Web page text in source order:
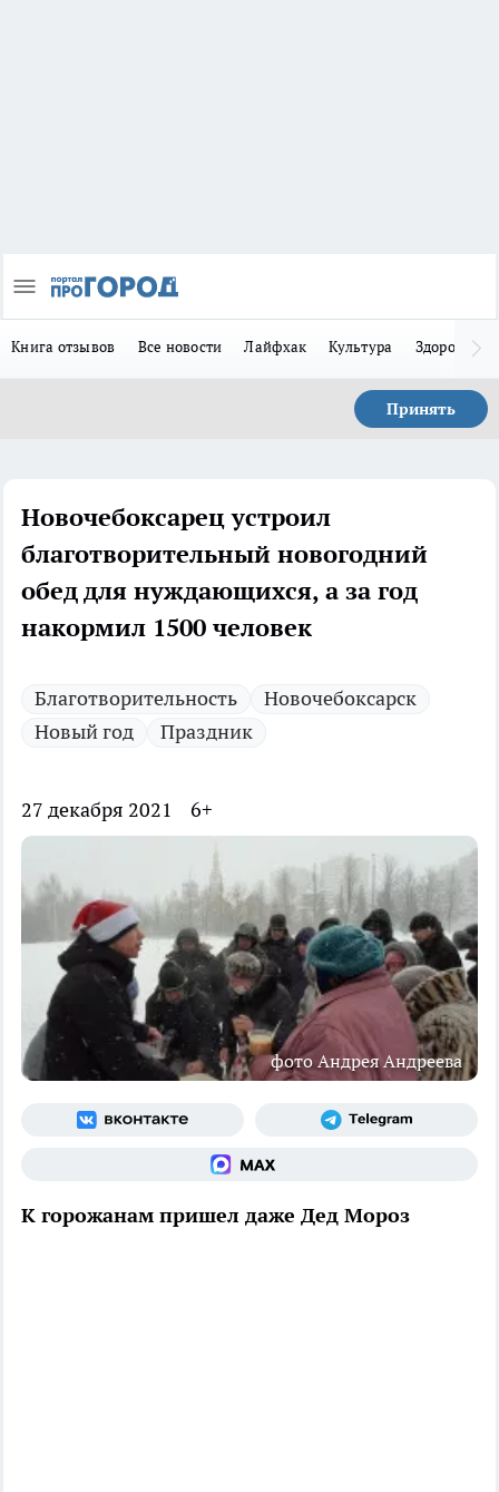
Книга отзывов Все новости Лайфхак Культура Здоровье
Принять
Новочебоксарец устроил
благотворительный новогодний
обед для нуждающихся, а за год
накормил 1500 человек
Благотворительность
Новочебоксарск
Новый год
Праздник
27 декабря 2021 6+
фото Андрея Андреева
К горожанам пришел даже Дед Мороз